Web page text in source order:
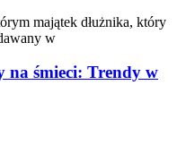
majątek dłużnika, który
w
na śmieci: Trendy w